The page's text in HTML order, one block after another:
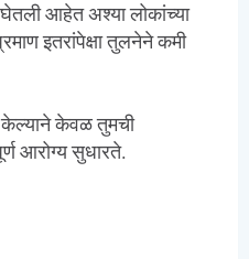
आहेत अश्या लोकांच्या
इतरांपेक्षा तुलनेने कमी
केवळ तुमची
आरोग्य सुधारते.